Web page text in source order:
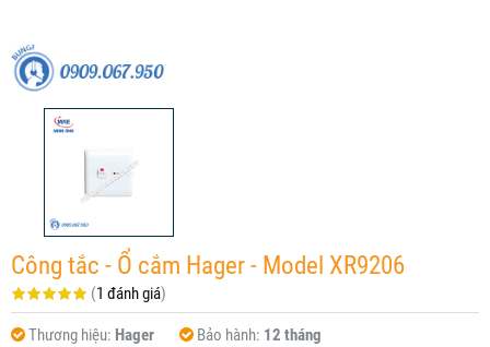
Công tắc - Ổ cắm Hager - Model XR9206
(1 đánh giá)
Thương hiệu: Hager Bảo hành: 12 tháng